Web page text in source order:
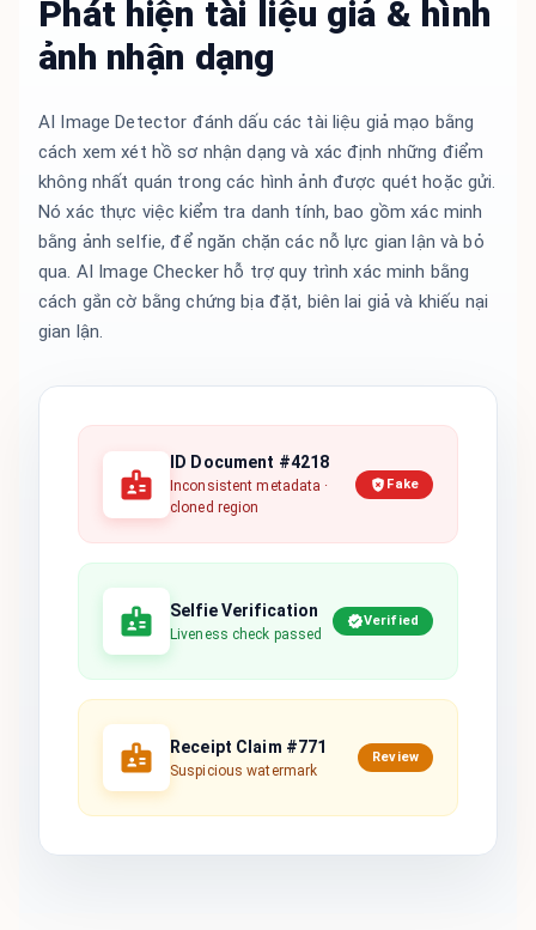
ID Document #4218
Inconsistent metadata ·
cloned region
Fake
Selfie Verification
Liveness check passed
Verified
Receipt Claim #771
Suspicious watermark
Review
Phát hiện tài liệu giả & hình
ảnh nhận dạng
AI Image Detector đánh dấu các tài liệu giả mạo bằng
cách xem xét hồ sơ nhận dạng và xác định những điểm
không nhất quán trong các hình ảnh được quét hoặc gửi.
Nó xác thực việc kiểm tra danh tính, bao gồm xác minh
bằng ảnh selfie, để ngăn chặn các nỗ lực gian lận và bỏ
qua. AI Image Checker hỗ trợ quy trình xác minh bằng
cách gắn cờ bằng chứng bịa đặt, biên lai giả và khiếu nại
gian lận.